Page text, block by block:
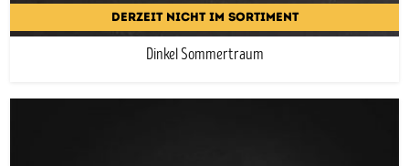
DERZEIT NICHT IM SORTIMENT
Dinkel Sommertraum